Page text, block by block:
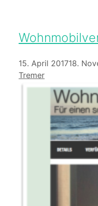
15. April 201718.
Tremer